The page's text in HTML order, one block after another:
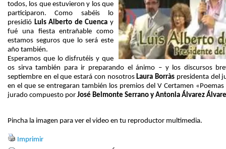
todos, los que estuvieron y los que
participaron. Como sabéis lo
presidió Luis Alberto de Cuenca y
fué una fiesta entrañable como
estamos seguros que lo será este
año también.
Esperamos que lo disfrutéis y que
os sirva también para ir preparando el ánimo – y los discursos
septiembre en el que estará con nosotrosLaura Borràs presidenta del
en el que se entregaran también los premios del V Certamen
jurado compuesto por José Belmonte Serrano y Antonia Álvarez
Pincha la imagen para ver el video en tu reproductor multimedia.
Imprimir